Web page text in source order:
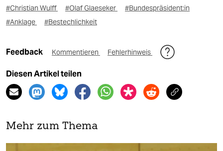
#Christian Wulff #Olaf Glaeseker
#Bun­des­prä­si­den­t:in
#Anklage
#Bestechlichkeit
Feedback Kommentieren Fehlerhinweis
Diesen Artikel teilen
Mehr zum Thema